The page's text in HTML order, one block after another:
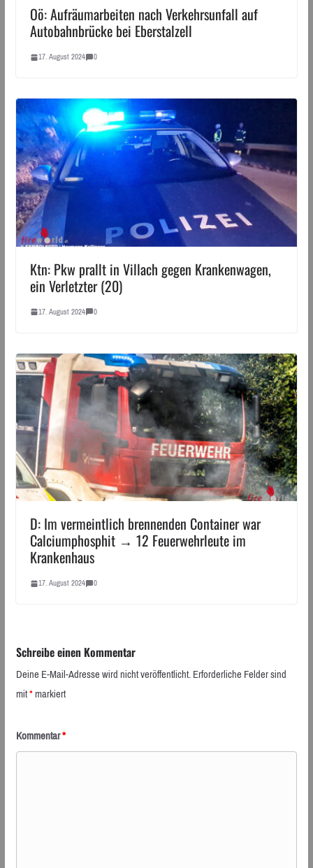
Oö: Aufräumarbeiten nach Verkehrsunfall auf
Autobahnbrücke bei Eberstalzell
17. August 2024 0
Ktn: Pkw prallt in Villach gegen Krankenwagen,
ein Verletzter (20)
17. August 2024 0
D: Im vermeintlich brennenden Container war
Calciumphosphit → 12 Feuerwehrleute im
Krankenhaus
17. August 2024 0
Schreibe einen Kommentar
Deine E-Mail-Adresse wird nicht veröffentlicht.Erforderliche Felder sind
mit*markiert
Kommentar*